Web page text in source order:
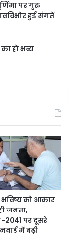
पर गुरु
हुई संगतें
हो भव्य
को आकार
जनता,
2041 पर दूसरे
में बढ़ी